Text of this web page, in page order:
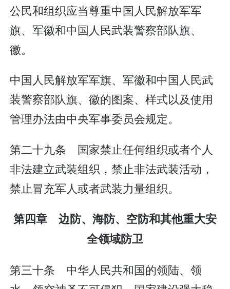
公民和组织应当尊重中国人民解放军军
旗、军徽和中国人民武装警察部队旗、
徽。
中国人民解放军军旗、军徽和中国人民武
装警察部队旗、徽的图案、样式以及使用
管理办法由中央军事委员会规定。
第二十九条 国家禁止任何组织或者个人
非法建立武装组织，禁止非法武装活动，
禁止冒充军人或者武装力量组织。
第四章 边防、海防、空防和其他重大安
全领域防卫
第三十条 中华人民共和国的领陆、领